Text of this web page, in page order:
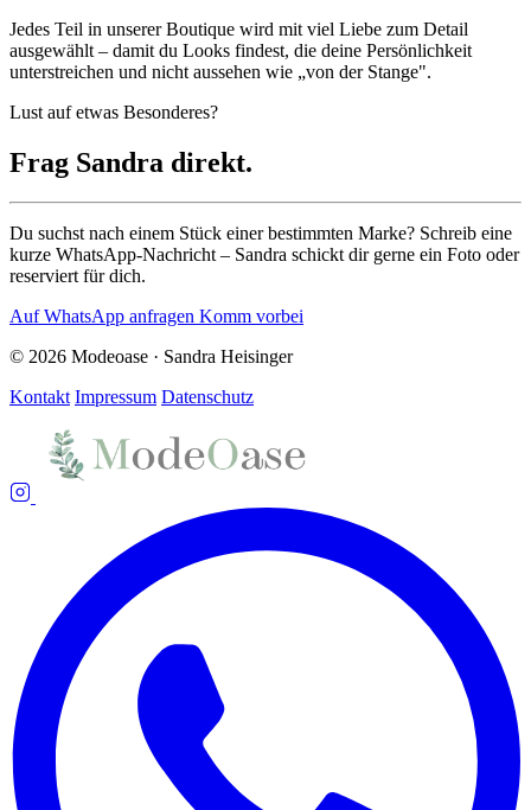
Jedes Teil in unserer Boutique wird mit viel Liebe zum Detail
ausgewählt – damit du Looks findest, die deine Persönlichkeit
unterstreichen und nicht aussehen wie „von der Stange".
Lust auf etwas Besonderes?
Frag Sandra direkt.
Du suchst nach einem Stück einer bestimmten Marke? Schreib eine
kurze WhatsApp-Nachricht – Sandra schickt dir gerne ein Foto oder
reserviert für dich.
Auf WhatsApp anfragen Komm vorbei
© 2026 Modeoase · Sandra Heisinger
Kontakt Impressum Datenschutz